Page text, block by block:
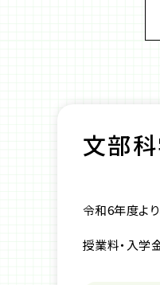
文部
令和6年度よ
授業料・入学